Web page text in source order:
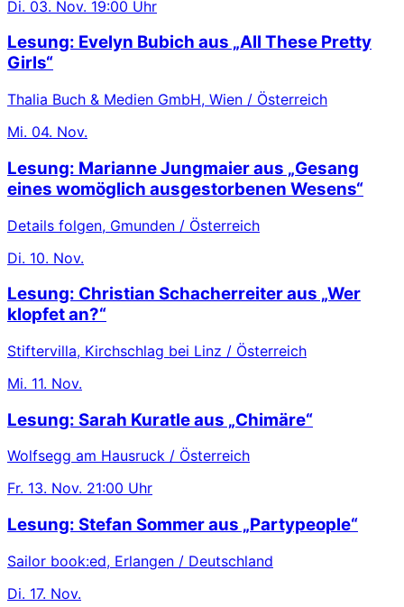
Di. 03. Nov. 19:00 Uhr
Lesung: Evelyn Bubich aus „All These Pretty
Girls“
Thalia Buch & Medien GmbH, Wien / Österreich
Mi. 04. Nov.
Lesung: Marianne Jungmaier aus „Gesang
eines womöglich ausgestorbenen Wesens“
Details folgen, Gmunden / Österreich
Di. 10. Nov.
Lesung: Christian Schacherreiter aus „Wer
klopfet an?“
Stiftervilla, Kirchschlag bei Linz / Österreich
Mi. 11. Nov.
Lesung: Sarah Kuratle aus „Chimäre“
Wolfsegg am Hausruck / Österreich
Fr. 13. Nov. 21:00 Uhr
Lesung: Stefan Sommer aus „Partypeople“
Sailor book:ed, Erlangen / Deutschland
Di. 17. Nov.